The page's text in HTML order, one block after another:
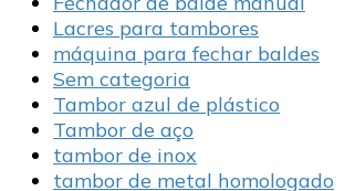
Lacres para tambores
máquina para fechar baldes
Sem categoria
Tambor azul de plástico
Tambor de aço
tambor de inox
tambor de metal homologado